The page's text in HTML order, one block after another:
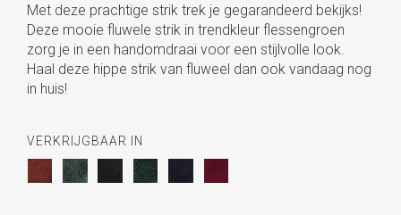
Met deze prachtige strik trek je gegarandeerd bekijks!
Deze mooie fluwele strik in trendkleur flessengroen
zorg je in een handomdraai voor een stijlvolle look.
Haal deze hippe strik van fluweel dan ook vandaag nog
in huis!
VERKRIJGBAAR IN